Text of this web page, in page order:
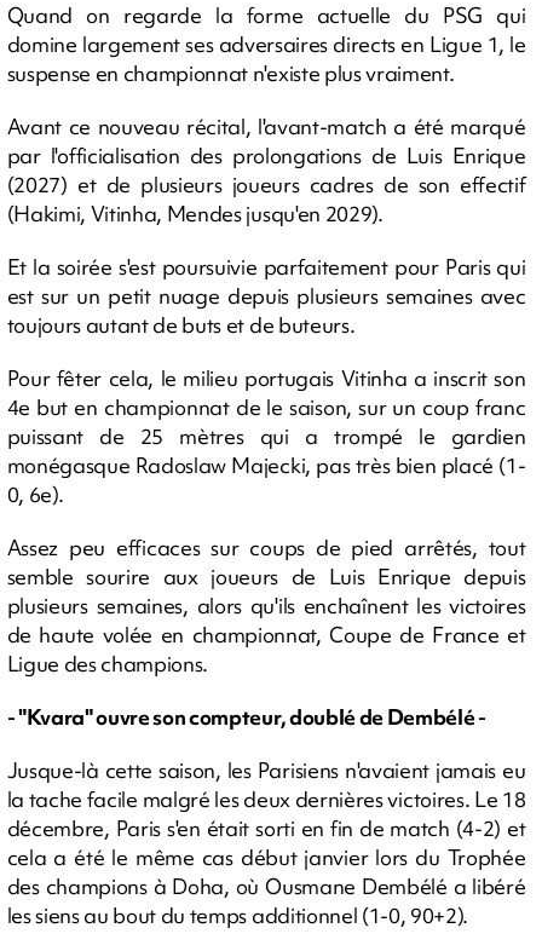
Quand on regarde la forme actuelle du PSG qui
domine largement ses adversaires directs en Ligue 1, le
suspense en championnat n'existe plus vraiment.
Avant ce nouveau récital, l'avant-match a été marqué
par l'officialisation des prolongations de Luis Enrique
(2027) et de plusieurs joueurs cadres de son effectif
(Hakimi, Vitinha, Mendes jusqu'en 2029).
Et la soirée s'est poursuivie parfaitement pour Paris qui
est sur un petit nuage depuis plusieurs semaines avec
toujours autant de buts et de buteurs.
Pour fêter cela, le milieu portugais Vitinha a inscrit son
4e but en championnat de le saison, sur un coup franc
puissant de 25 mètres qui a trompé le gardien
monégasque Radoslaw Majecki, pas très bien placé (1-
0, 6e).
Assez peu efficaces sur coups de pied arrêtés, tout
semble sourire aux joueurs de Luis Enrique depuis
plusieurs semaines, alors qu'ils enchaînent les victoires
de haute volée en championnat, Coupe de France et
Ligue des champions.
- "Kvara" ouvre son compteur, doublé de Dembélé -
Jusque-là cette saison, les Parisiens n'avaient jamais eu
la tache facile malgré les deux dernières victoires. Le 18
décembre, Paris s'en était sorti en fin de match (4-2) et
cela a été le même cas début janvier lors du Trophée
des champions à Doha, où Ousmane Dembélé a libéré
les siens au bout du temps additionnel (1-0, 90+2).